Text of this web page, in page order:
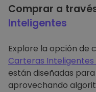
Comprar a
Inteligentes
Explore la opción de
Carteras
están diseñadas
aprovechando